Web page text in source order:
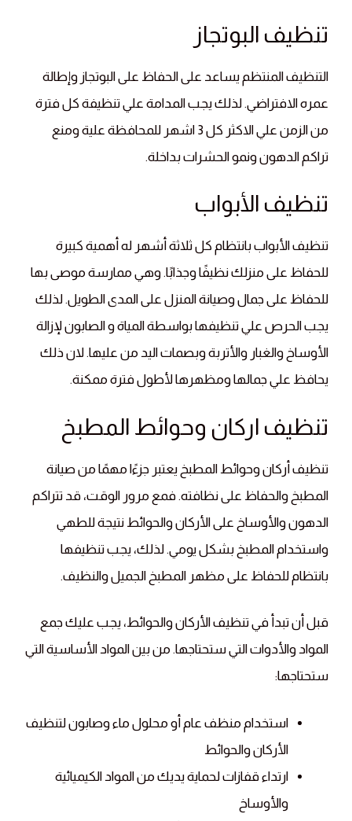
تنظيف البوتجاز
التنظيف المنتظم يساعد على الحفاظ على البوتجاز وإطالة
عمره الافتراضي. لذلك يجب المدامة علي تنظيفة كل فترة
من الزمن علي الاكثر كل 3 اشهر للمحافظة علية ومنع
تراكم الدهون ونمو الحشرات بداخلة.
تنظيف الأبواب
تنظيف الأبواب بانتظام كل ثلاثة أشهر له أهمية كبيرة
للحفاظ على منزلك نظيفًا وجذابًا. وهي ممارسة موصى بها
للحفاظ على جمال وصيانة المنزل على المدى الطويل. لذلك
يجب الحرص علي تنظيفها بواسطة المياة و الصابون لإزالة
الأوساخ والغبار والأتربة وبصمات اليد من عليها. لان ذلك
يحافظ علي جمالها ومظهرها لأطول فترة ممكنة.
تنظيف اركان وحوائط المطبخ
تنظيف أركان وحوائط المطبخ يعتبر جزءًا مهمًا من صيانة
المطبخ والحفاظ على نظافته. فمع مرور الوقت، قد تتراكم
الدهون والأوساخ على الأركان والحوائط نتيجة للطهي
واستخدام المطبخ بشكل يومي. لذلك، يجب تنظيفها
بانتظام للحفاظ على مظهر المطبخ الجميل والنظيف.
قبل أن تبدأ في تنظيف الأركان والحوائط، يجب عليك جمع
المواد والأدوات التي ستحتاجها. من بين المواد الأساسية التي
ستحتاجها:
استخدام منظف عام أو محلول ماء وصابون لتنظيف
الأركان والحوائط
ارتداء قفازات لحماية يديك من المواد الكيميائية
والأوساخ